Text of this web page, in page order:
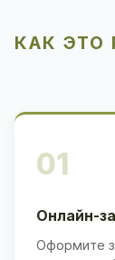
КАК ЭТО
01
Онлайн-
Оформите